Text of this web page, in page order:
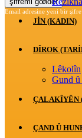
Email adresine yeni bir şifre
JİN (KADIN)
DÎROK
Lêkolîn
Gund
ÇALAKÎYÊN
ÇAND Û